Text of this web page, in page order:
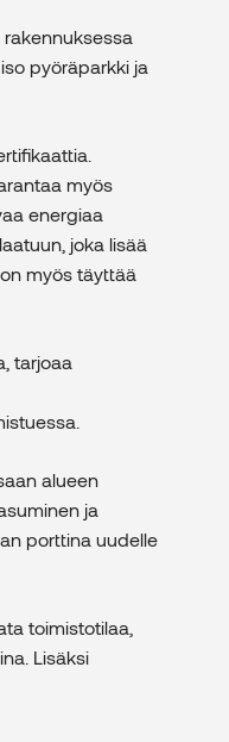
pyöräparkki ja
myös
energiaa
joka lisää
myös täyttää
tarjoaa
alueen
ja
porttina uudelle
toimistotilaa,
Lisäksi